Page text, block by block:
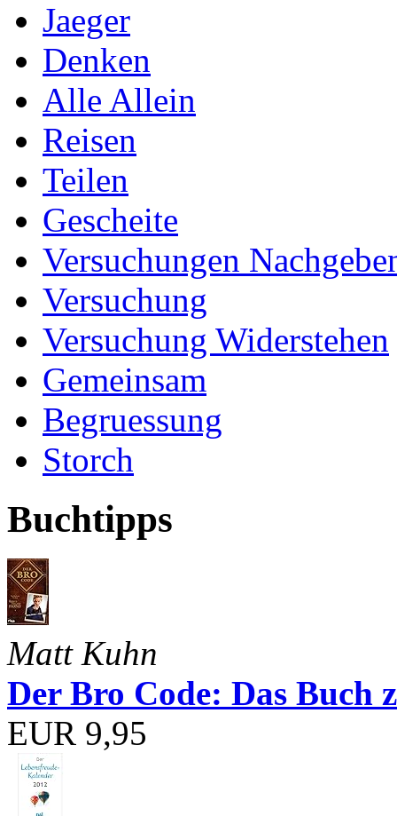
Jaeger
Denken
Alle Allein
Reisen
Teilen
Gescheite
Versuchungen
Versuchung
Versuchung Widerstehen
Gemeinsam
Begruessung
Storch
Buchtipps
Matt Kuhn
Der Bro Code: Das Buch
EUR 9,95